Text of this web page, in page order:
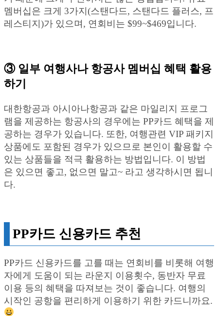
멤버십은 크게 3가지(스탠다드, 스탠다드 플러스, 프
레스티지)가 있으며, 연회비는 $99~$469입니다.
③ 일부 여행사나 항공사 멤버십 혜택 활용
하기
대한항공과 아시아나항공과 같은 마일리지 프로그
램을 제공하는 항공사의 경우에는 PP카드 혜택을 제
공하는 경우가 있습니다. 또한, 여행관련 VIP 패키지
상품에도 포함된 경우가 있으므로 본인이 활용할 수
있는 상품들을 적극 활용하는 방법입니다. 이 방법
은 있으면 좋고, 없으면 말고~ 라고 생각하시면 됩니
다.
PP카드 신용카드 추천
PP카드 신용카드를 고를 때는 연회비를 비롯해 여행
자에게 도움이 되는 라운지 이용횟수, 동반자 무료
이용 등의 혜택을 따져보는 것이 좋습니다. 여행의
시작인 공항을 편리하게 이용하기 위한 카드니까요.